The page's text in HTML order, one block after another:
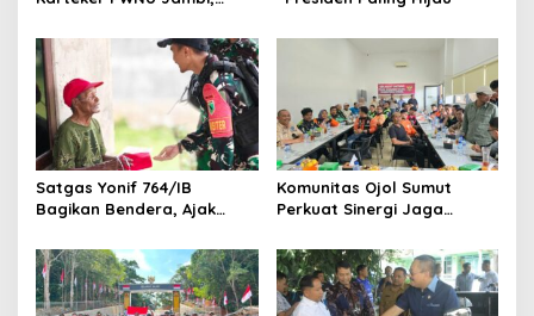
Muda Visioner untuk Abad
Kedua NU
Satgas Yonif 764/IB
Bagikan Bendera, Ajak
HUT RI
Komunitas Ojol Sumut
Perkuat Sinergi Jaga